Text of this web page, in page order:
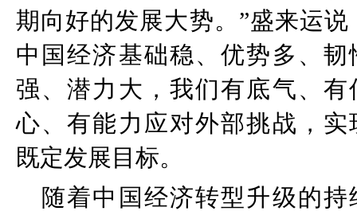
期向好的发展大势。 ”盛来运说
中国经济基础稳、优势多、韧
强、潜力大，我们有底气、有
心、有能力应对外部挑战，实
既定发展目标。
随着中国经济转型升级的持